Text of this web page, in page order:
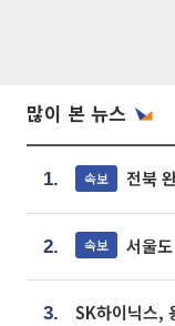
많이 본 뉴스
1. 속보 전북
2. 속보 서울
3.